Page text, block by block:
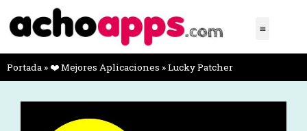
Portada » ❤️ Mejores Aplicaciones »Lucky Patcher